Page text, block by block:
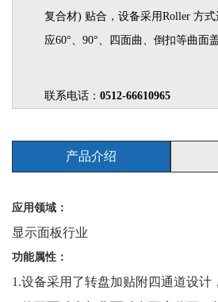
复合材) 贴合，设备采用Roller 方
应60°、90°、四面曲、倒扣等曲面
联系电话： 0512-66610965
产品介绍
应用领域：
显示面板行业
功能属性：
1.设备采用了转盘加贴附四通道设计